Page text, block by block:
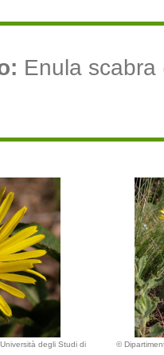
Enula
degli Studi di
©